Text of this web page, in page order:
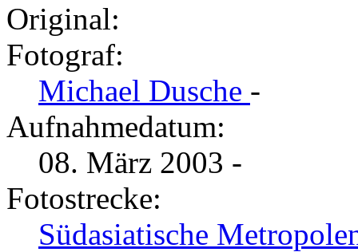
Original:
Fotograf:
Michael Dusche -
Aufnahmedatum:
08. März 2003 -
Fotostrecke:
Südasiatische